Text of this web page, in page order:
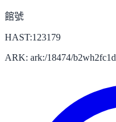
館號
HAST:123179
ARK: ark:/18474/b2wh2fc1d